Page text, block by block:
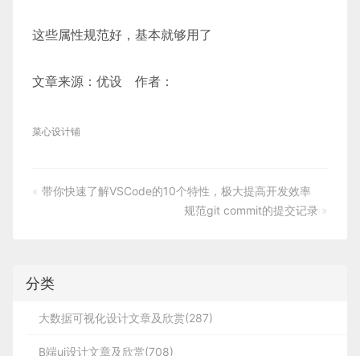
这些属性规范好，基本就够用了
文章来源：优设 作者：
菜心设计铺
« 带你快速了解VSCode的10个特性，极大提高开发效率
规范git commit的提交记录 »
分类
大数据可视化设计文章及欣赏(287)
B端ui设计文章及欣赏(708)